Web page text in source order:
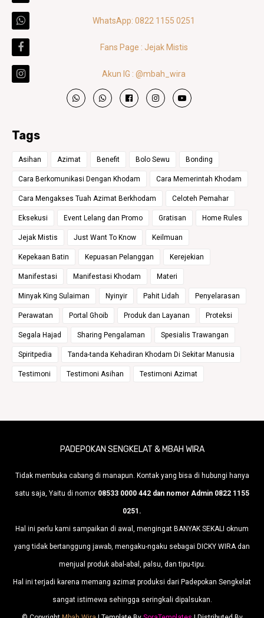
WhatsApp: 0822 1155 0251
Fans Page : Jejak Mistis
Akun IG : @mbah_wira
Tags
Asihan Azimat Benefit Bolo Sewu Bonding
Cara Berkomunikasi Dengan Khodam Cara Memerintah Khodam
Cara Mengakses Tuah Azimat Berkhodam Celoteh Pemahar
Eksekusi Event Lelang dan Promo Gratisan Home Rules
Jejak Mistis Just Want To Know Keilmuan
Kepekaan Batin Kepuasan Pelanggan Kerejekian
Manifestasi Manifestasi Khodam Materi
Minyak King Sulaiman Nyinyir Pahit Lidah Penyelarasan
Perawatan Portal Ghoib Produk dan Layanan Proteksi
Segala Hajad Sharing Pengalaman Spesialis Trawangan
Spiritpedia Tanda-tanda Kehadiran Khodam Di Sekitar Manusia
Testimoni Testimoni Asihan Testimoni Azimat
PADEPOKAN SENGKELAT & MBAH WIRA
Tidak membuka cabang di manapun. Kontak yang bisa di hubungi hanya
satu saja, Yaitu di nomor 08533 0000 442 dan nomor Admin 0822 1155
0251.
Hal ini perlu kami sampaikan di awal, mengingat BANYAK SEKALI oknum
yang tidak bertanggung jawab, mengaku-ngaku sebagai DICKY WIRA dan
menjual produk abal-abal, palsu, dan tipu-tipu.
Hal ini terjadi karena memang azimat produksi dari Padepokan Sengkelat
sangat istimewa sehingga seringkali dipalsukan.